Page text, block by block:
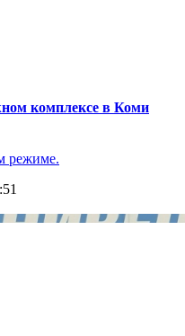
комплексе в Коми
режиме.